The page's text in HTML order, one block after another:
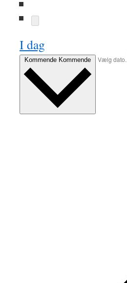
I dag
Kommende Kommende Vælg dato.